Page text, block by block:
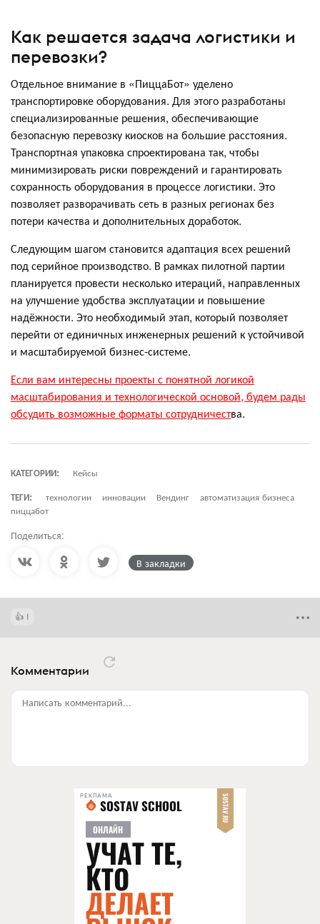
Как решается задача логистики и
перевозки?
Отдельное внимание в «ПиццаБот» уделено
транспортировке оборудования. Для этого разработаны
специализированные решения, обеспечивающие
безопасную перевозку киосков на большие расстояния.
Транспортная упаковка спроектирована так, чтобы
минимизировать риски повреждений и гарантировать
сохранность оборудования в процессе логистики. Это
позволяет разворачивать сеть в разных регионах без
потери качества и дополнительных доработок.
Следующим шагом становится адаптация всех решений
под серийное производство. В рамках пилотной партии
планируется провести несколько итераций, направленных
на улучшение удобства эксплуатации и повышение
надёжности. Это необходимый этап, который позволяет
перейти от единичных инженерных решений к устойчивой
и масштабируемой бизнес-системе.
Если вам интересны проекты с понятной логикой
масштабирования и технологической основой, будем рады
обсудить возможные форматы сотрудничества.
КАТЕГОРИИ:
Кейсы
ТЕГИ:
технологии инновации Вендинг
автоматизация бизнеса
пиццабот
Поделиться:
В закладки
1
Комментарии
Написать комментарий...
РЕКЛАМА